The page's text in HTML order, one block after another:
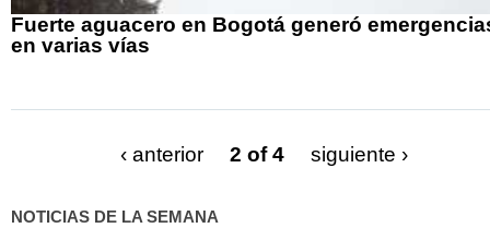
Fuerte aguacero en Bogotá generó
en varias vías
‹ anterior 2 of 4 siguiente ›
NOTICIAS DE LA SEMANA